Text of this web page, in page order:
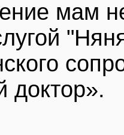
мам
доктор».